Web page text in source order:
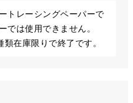
トレーシングペーパーで
では使用できません。
在庫限りで終了です。